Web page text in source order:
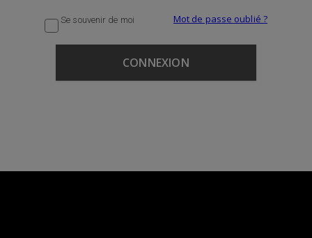
Se souvenir de moi Mot de passe oublié ?